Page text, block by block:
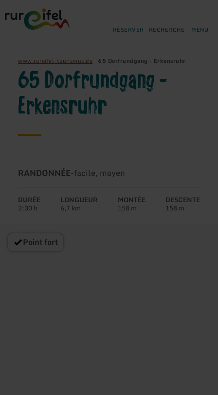
Retour
à
RÉSERVER RECHERCHE MENU
www.rureifel-tourismus.de 65 Dorfrundgang - Erkensruhr
65 Dorfrundgang -
Erkensruhr
Type
circuit:
RANDONNÉE-Difficulté:
facile, moyen
DURÉE
2:30 h
LONGUEUR
6,7 km
MONTÉE
158 m
DESCENTE
158 m
Point fort